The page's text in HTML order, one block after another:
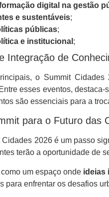
digital na gestão
e sustentáveis;
públicas;
e institucional ;
Integração de
o Summit
esses eventos, destaca-
são essenciais para a
para o Futuro das
2026 é um passo
terão a oportunidade de
um espaço onde ideias
para enfrentar os desafios